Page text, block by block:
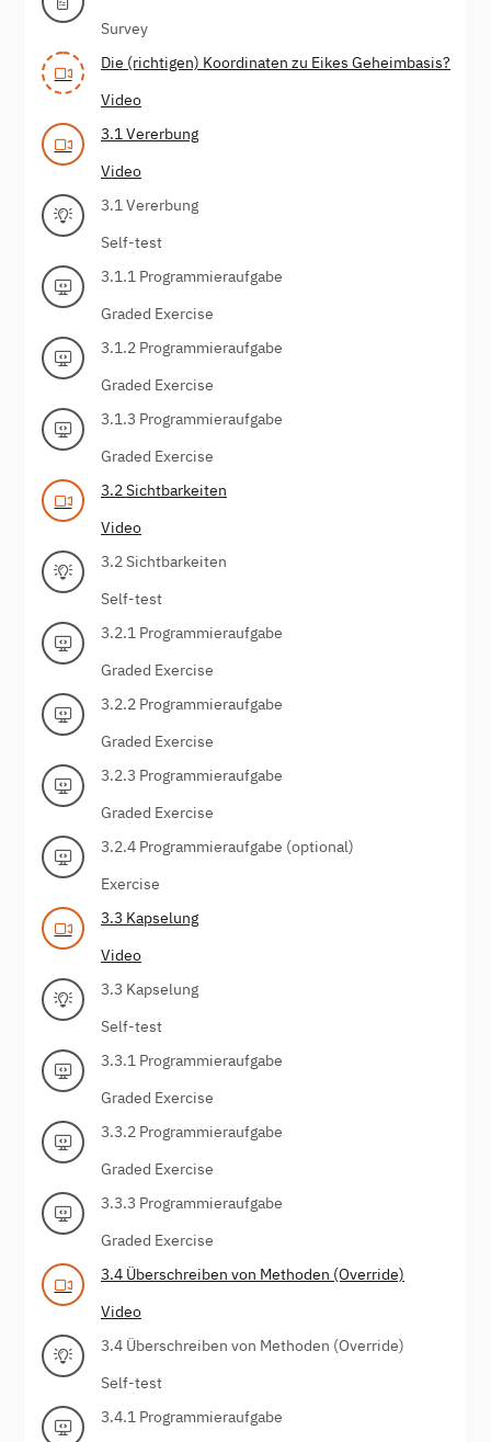
Survey
Die (richtigen) Koordinaten zu Eikes Geheimbasis?
Video
3.1 Vererbung
Video
3.1 Vererbung
Self-test
3.1.1 Programmieraufgabe
Graded Exercise
3.1.2 Programmieraufgabe
Graded Exercise
3.1.3 Programmieraufgabe
Graded Exercise
3.2 Sichtbarkeiten
Video
3.2 Sichtbarkeiten
Self-test
3.2.1 Programmieraufgabe
Graded Exercise
3.2.2 Programmieraufgabe
Graded Exercise
3.2.3 Programmieraufgabe
Graded Exercise
3.2.4 Programmieraufgabe (optional)
Exercise
3.3 Kapselung
Video
3.3 Kapselung
Self-test
3.3.1 Programmieraufgabe
Graded Exercise
3.3.2 Programmieraufgabe
Graded Exercise
3.3.3 Programmieraufgabe
Graded Exercise
3.4 Überschreiben von Methoden (Override)
Video
3.4 Überschreiben von Methoden (Override)
Self-test
3.4.1 Programmieraufgabe